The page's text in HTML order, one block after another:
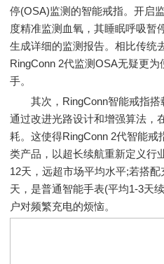
停(OSA)监测的智能戒指。开启
度精准监测血氧，其睡眠呼吸暂
生成详细的监测报告。相比传统
RingConn 2代监测OSA无疑更
手。
其次，RingConn智能戒指搭
通过改进光路设计和增强算法，
耗。这使得RingConn 2代智能戒
类产品，以超长续航重新定义行
12天，远超市场平均水平;若搭
天，是普通智能手表(平均1-3天
户对频繁充电的烦恼。